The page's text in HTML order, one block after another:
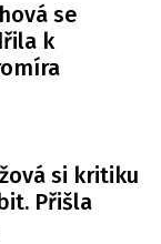
se
k
si kritiku
Přišla